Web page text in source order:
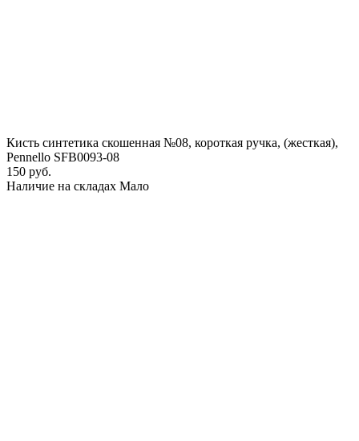
Кисть синтетика скошенная №08, короткая ручка, (жесткая),
Pennello SFB0093-08
150 руб.
Наличие на складах Мало